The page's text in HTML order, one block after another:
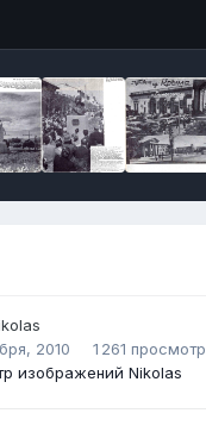
2010
1 261 просмотр
изображений Nikolas